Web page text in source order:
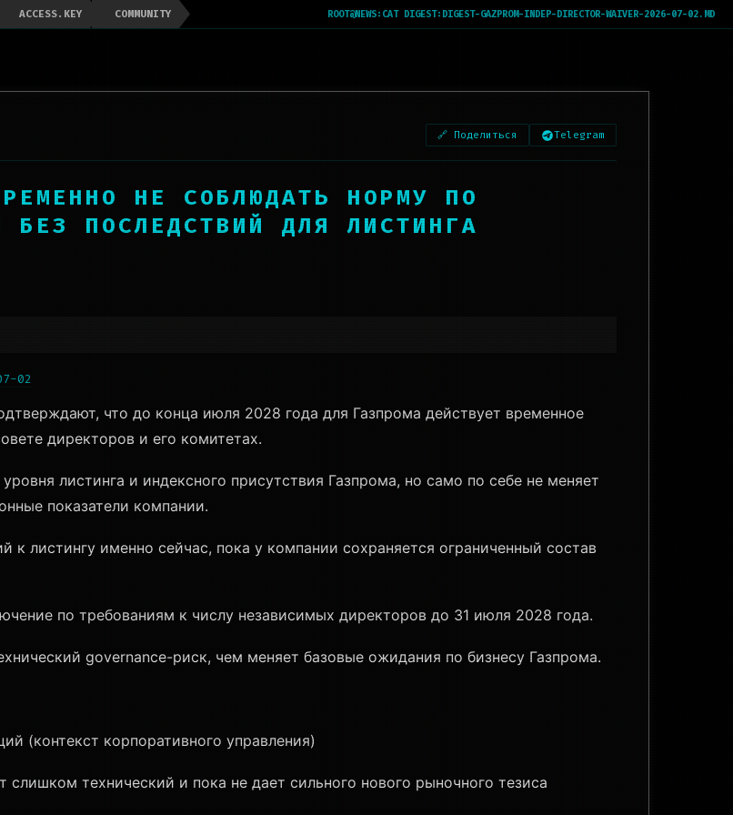
ACCESS.KEY COMMUNITY ROOT@NEWS: CAT DIGEST:DIGEST-GAZPROM-INDEP-DIRECTOR-WAIVER-2026-07-02.MD
🔗 Поделиться Telegram
НЕ СОБЛЮДАТЬ НОРМУ ПО
БЕЗ ПОСЛЕДСТВИЙ ДЛЯ ЛИСТИНГА
02
что до конца июля 2028 года для Газпрома действует временное
директоров и его комитетах.
листинга и индексного присутствия Газпрома, но само по себе не меняет
показатели компании.
к листингу именно сейчас, пока у компании сохраняется ограниченный состав
по требованиям к числу независимых директоров до 31 июля 2028 года.
governance-риск, чем меняет базовые ожидания по бизнесу Газпрома.
(контекст корпоративного управления)
слишком технический и пока не дает сильного нового рыночного тезиса